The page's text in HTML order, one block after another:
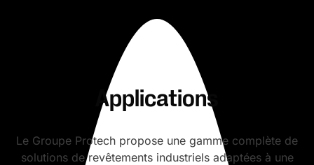
Applications
Le Groupe Protech propose une gamme complète de
solutions de revêtements industriels adaptées à une